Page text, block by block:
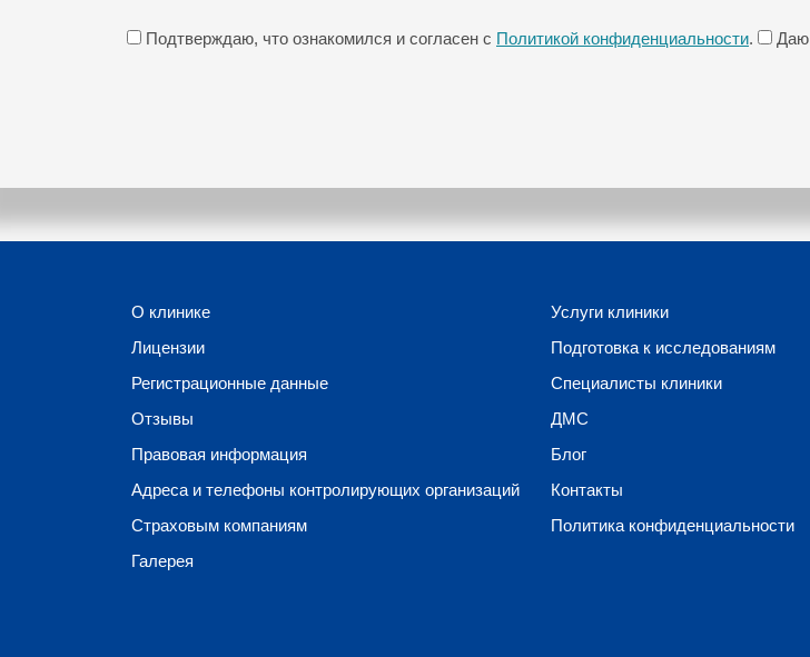
Подтверждаю, что ознакомился и согласен с Политикой конфиденциальности. Даю
О клинике
Лицензии
Регистрационные данные
Отзывы
Правовая информация
Адреса и телефоны контролирующих организаций
Страховым компаниям
Галерея
Услуги клиники
Подготовка к исследованиям
Специалисты клиники
ДМС
Блог
Контакты
Политика конфиденциальности